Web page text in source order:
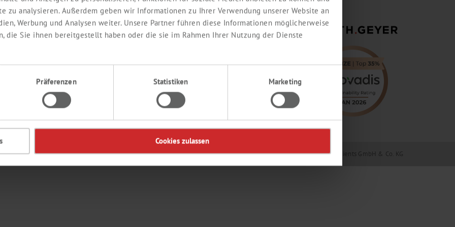
zu analysieren. Außerdem geben wir Informationen zu Ihrer Verwendung unserer Website an
Werbung und Analysen weiter. Unsere Partner führen diese Informationen möglicherweise
die Sie ihnen bereitgestellt haben oder die sie im Rahmen Ihrer Nutzung der Dienste
Präferenzen Statistiken Marketing
Cookies zulassen
CONTACT
FAQ © 2026 Th. Geyer GmbH & Co. KG / Th. Geyer Ingredients GmbH & Co. KG